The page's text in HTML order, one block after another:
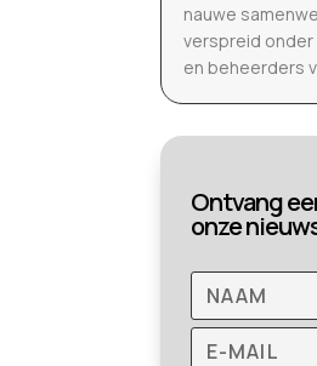
nauwe
verspreid
en beheerders
Ontvang
onze